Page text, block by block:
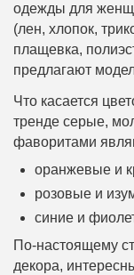
одежды для
(лен, хлопок,
плащевка,
предлагают
Что касается
тренде серые,
фаворитами
оранжевые и
розовые и
синие и
По-настоящему
декора,